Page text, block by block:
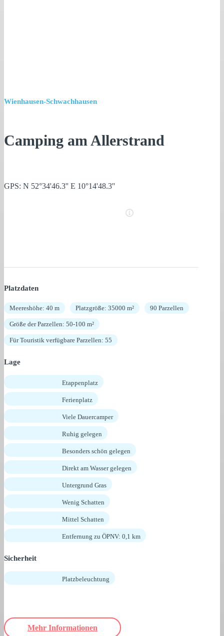
Wienhausen-Schwachhausen
Camping am Allerstrand
GPS: N 52°34'46.3'' E 10°14'48.3''
Platzdaten
Meereshöhe: 40 m Platzgröße: 35000 m² 90 Parzellen
Größe der Parzellen: 50-100 m²
Für Touristik verfügbare Parzellen: 55
Lage
Etappenplatz
Ferienplatz
Viele Dauercamper
Ruhig gelegen
Besonders schön gelegen
Direkt am Wasser gelegen
Untergrund Gras
Wenig Schatten
Mittel Schatten
Entfernung zu ÖPNV: 0,1 km
Sicherheit
Platzbeleuchtung
Mehr Informationen